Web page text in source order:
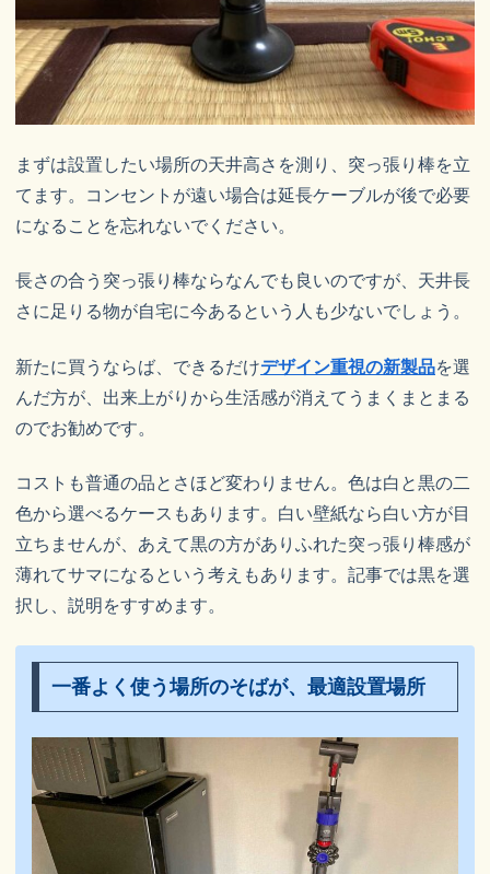
まずは設置したい場所の天井高さを測り、突っ張り棒を立
てます。コンセントが遠い場合は延長ケーブルが後で必要
になることを忘れないでください。
長さの合う突っ張り棒ならなんでも良いのですが、天井長
さに足りる物が自宅に今あるという人も少ないでしょう。
新たに買うならば、できるだけデザイン重視の新製品を選
んだ方が、出来上がりから生活感が消えてうまくまとまる
のでお勧めです。
コストも普通の品とさほど変わりません。色は白と黒の二
色から選べるケースもあります。白い壁紙なら白い方が目
立ちませんが、あえて黒の方がありふれた突っ張り棒感が
薄れてサマになるという考えもあります。記事では黒を選
択し、説明をすすめます。
一番よく使う場所のそばが、最適設置場所